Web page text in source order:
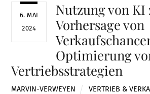
6. MAI
2024
Nutzung von KI
Vorhersage von
Optimierung
Vertriebsstrategien
MARVIN-VERWEYEN VERTRIEB &